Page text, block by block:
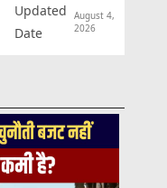
Updated
Date
August 4,
2026